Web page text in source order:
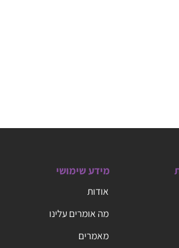
מידע שימושי
אודות
מה אומרים עלינו
מאמרים